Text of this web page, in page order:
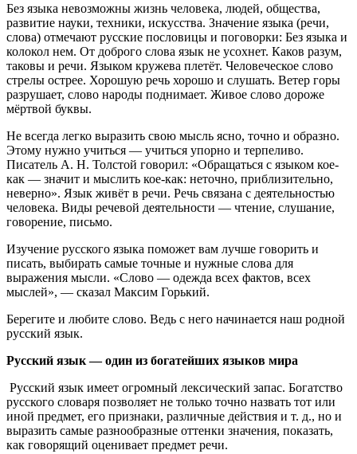
Без языка невозможны жизнь человека, людей, общества,
развитие науки, техники, искусства. Значение языка (речи,
слова) отмечают русские пословицы и поговорки: Без языка и
колокол нем. От доброго слова язык не усохнет. Каков разум,
таковы и речи. Языком кружева плетёт. Человеческое слово
стрелы острее. Хорошую речь хорошо и слушать. Ветер горы
разрушает, слово народы поднимает. Живое слово дороже
мёртвой буквы.
Не всегда легко выразить свою мысль ясно, точно и образно.
Этому нужно учиться — учиться упорно и терпеливо.
Писатель А. Н. Толстой говорил: «Обращаться с языком кое-
как — значит и мыслить кое-как: неточно, приблизительно,
неверно». Язык живёт в речи. Речь связана с деятельностью
человека. Виды речевой деятельности — чтение, слушание,
говорение, письмо.
Изучение русского языка поможет вам лучше говорить и
писать, выбирать самые точные и нужные слова для
выражения мысли. «Слово — одежда всех фактов, всех
мыслей», — сказал Максим Горький.
Берегите и любите слово. Ведь с него начинается наш родной
русский язык.
Русский язык — один из богатейших языков мира
Русский язык имеет огромный лексический запас. Богатство
русского словаря позволяет не только точно назвать тот или
иной предмет, его признаки, различные действия и т. д., но и
выразить самые разнообразные оттенки значения, показать,
как говорящий оценивает предмет речи.